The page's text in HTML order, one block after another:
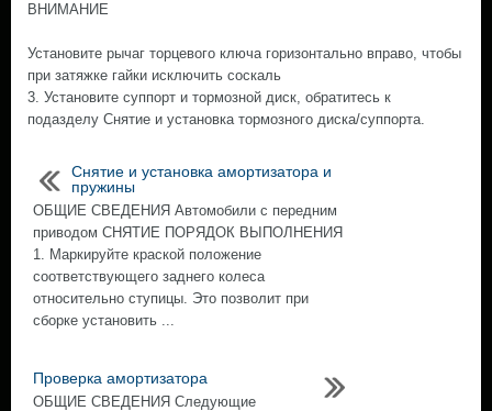
ВНИМАНИЕ
Установите рычаг торцевого ключа горизонтально вправо, чтобы
при затяжке гайки исключить соскаль
3. Установите суппорт и тормозной диск, обратитесь к
подазделу Снятие и установка тормозного диска/суппорта.
Снятие и установка амортизатора и
пружины
ОБЩИЕ СВЕДЕНИЯ Автомобили с передним
приводом СНЯТИЕ ПОРЯДОК ВЫПОЛНЕНИЯ
1. Маркируйте краской положение
соответствующего заднего колеса
относительно ступицы. Это позволит при
сборке установить ...
Проверка амортизатора
ОБЩИЕ СВЕДЕНИЯ Следующие